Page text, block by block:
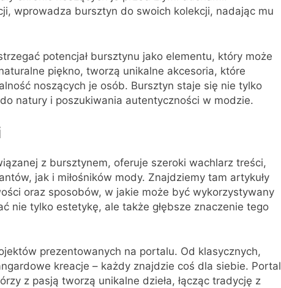
wprowadza bursztyn do swoich kolekcji, nadając mu
potencjał bursztynu jako elementu, który może
piękno, tworzą unikalne akcesoria, które
noszących je osób. Bursztyn staje się nie tylko
natury i poszukiwania autentyczności w modzie.
z bursztynem, oferuje szeroki wachlarz treści,
jak i miłośników mody. Znajdziemy tam artykuły
oraz sposobów, w jakie może być wykorzystywany
nie tylko estetykę, ale także głębsze znaczenie tego
prezentowanych na portalu. Od klasycznych,
kreacje – każdy znajdzie coś dla siebie. Portal
z pasją tworzą unikalne dzieła, łącząc tradycję z